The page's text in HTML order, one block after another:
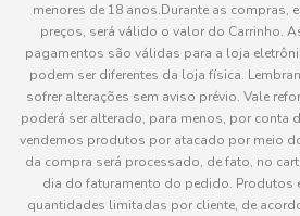
menores de 18 anos.Durante as compras,
preços, será válido o valor do Carrinho.
pagamentos são válidas para a loja
podem ser diferentes da loja física.
sofrer alterações sem aviso prévio. Vale
poderá ser alterado, para menos, por conta
vendemos produtos por atacado por meio
da compra será processado, de fato, no
dia do faturamento do pedido. Produtos
quantidades limitadas por cliente, de